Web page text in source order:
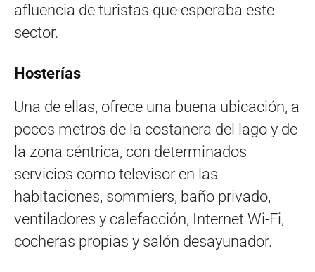
afluencia de turistas que esperaba este
sector.
Hosterías
Una de ellas, ofrece una buena ubicación, a
pocos metros de la costanera del lago y de
la zona céntrica, con determinados
servicios como televisor en las
habitaciones, sommiers, baño privado,
ventiladores y calefacción, Internet Wi-Fi,
cocheras propias y salón desayunador.